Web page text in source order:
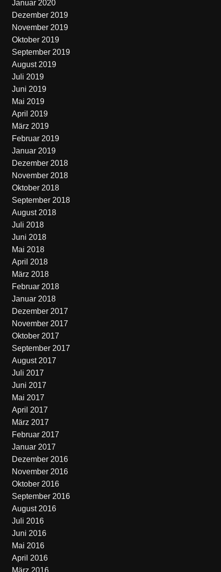
Januar 2020
Dezember 2019
November 2019
Oktober 2019
September 2019
August 2019
Juli 2019
Juni 2019
Mai 2019
April 2019
März 2019
Februar 2019
Januar 2019
Dezember 2018
November 2018
Oktober 2018
September 2018
August 2018
Juli 2018
Juni 2018
Mai 2018
April 2018
März 2018
Februar 2018
Januar 2018
Dezember 2017
November 2017
Oktober 2017
September 2017
August 2017
Juli 2017
Juni 2017
Mai 2017
April 2017
März 2017
Februar 2017
Januar 2017
Dezember 2016
November 2016
Oktober 2016
September 2016
August 2016
Juli 2016
Juni 2016
Mai 2016
April 2016
März 2016